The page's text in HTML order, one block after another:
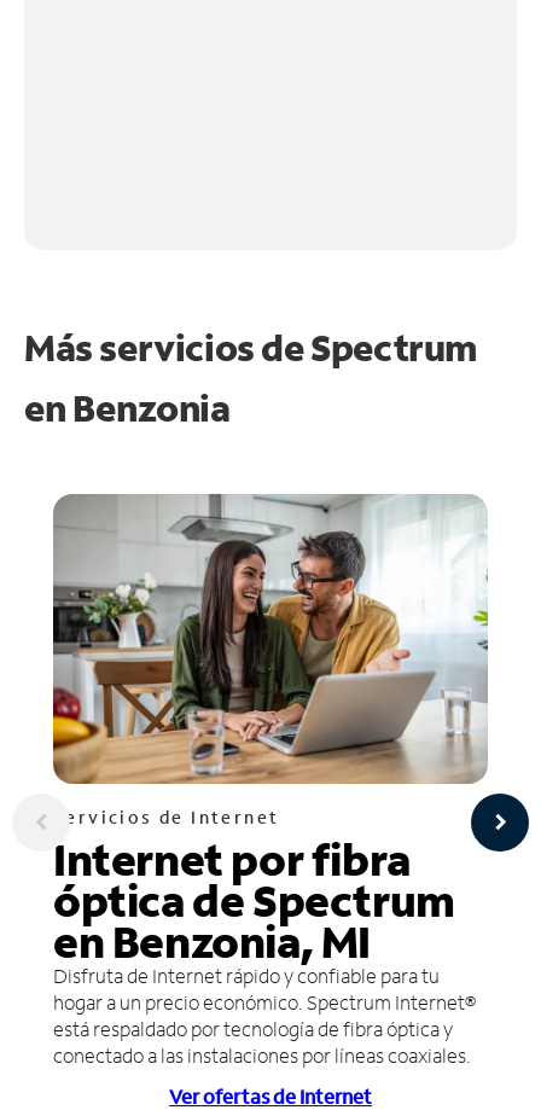
Más servicios de Spectrum
en Benzonia
Servicios de Internet
Internet por fibra
óptica de Spectrum
en Benzonia, MI
Disfruta de Internet rápido y confiable para tu
hogar a un precio económico. Spectrum Internet®
está respaldado por tecnología de fibra óptica y
conectado a las instalaciones por líneas coaxiales.
Ver ofertas de Internet